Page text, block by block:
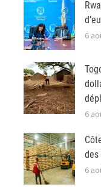
6
6
des
6